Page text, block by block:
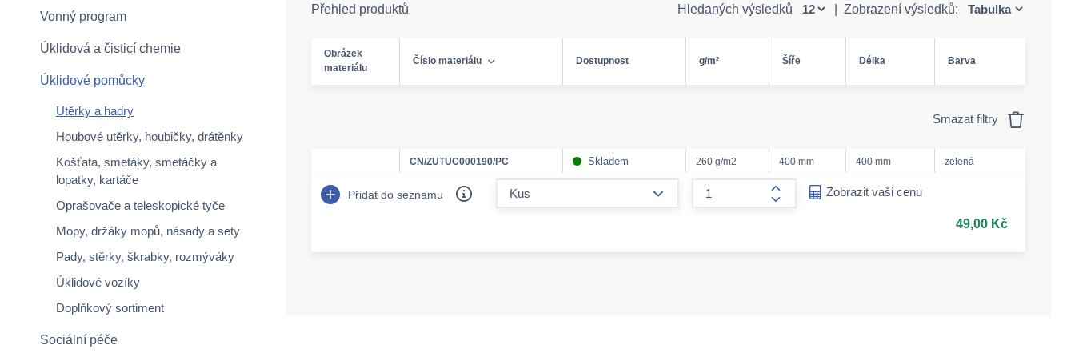
Vonný program
Úklidová a čisticí chemie
Úklidové pomůcky
Utěrky a hadry
Houbové utěrky, houbičky, drátěnky
Košťata, smetáky, smetáčky a
lopatky, kartáče
Oprašovače a teleskopické tyče
Mopy, držáky mopů, násady a sety
Pady, stěrky, škrabky, rozmýváky
Úklidové vozíky
Doplňkový sortiment
Sociální péče
Přehled produktů Hledaných výsledků Zobrazení výsledků:
Obrázek
materiálu
Číslo materiálu Dostupnost g/m² Šíře Délka Barva
Smazat filtry
CN/ZUTUC000190/PC Skladem 260 g/m2 400 mm 400 mm zelená
Přidat do seznamu
form.increase-amount
Zobrazit vaši cenu
49,00 Kč